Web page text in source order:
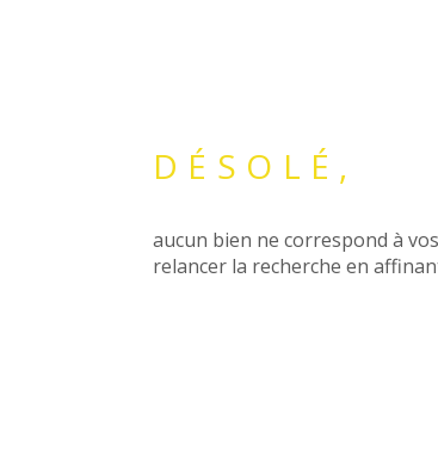
DÉSOLÉ,
aucun bien ne correspond à
relancer la recherche en